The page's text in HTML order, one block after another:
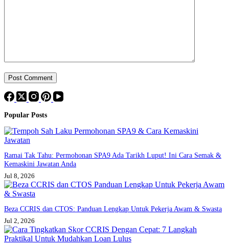
Post Comment
Popular Posts
Ramai Tak Tahu: Permohonan SPA9 Ada Tarikh Luput! Ini Cara Semak &
Kemaskini Jawatan Anda
Jul 8, 2026
Beza CCRIS dan CTOS: Panduan Lengkap Untuk Pekerja Awam & Swasta
Jul 2, 2026